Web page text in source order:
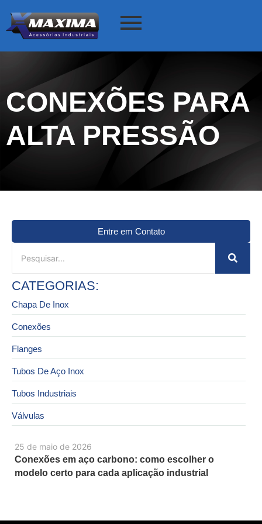
CONEXÕES PARA
ALTA PRESSÃO
25 de maio de 2026
Conexões em aço carbono: como escolher o
modelo certo para cada aplicação industrial
Entre em Contato
CATEGORIAS:
Chapa De Inox
Conexões
Flanges
Tubos De Aço Inox
Tubos Industriais
Válvulas